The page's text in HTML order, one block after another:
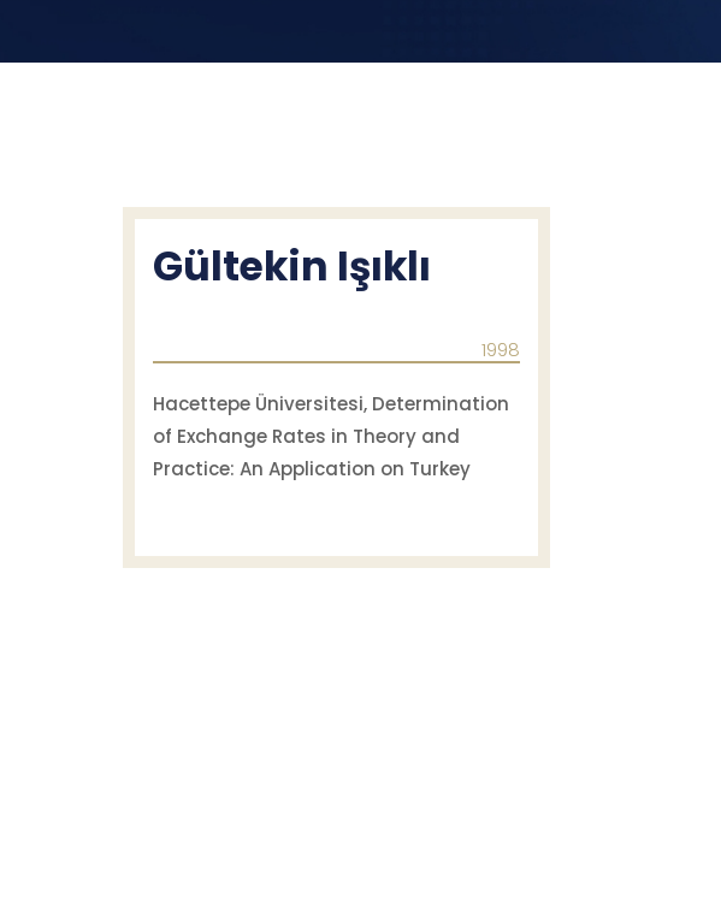
Gültekin Işıklı
1998
Hacettepe Üniversitesi, Determination
of Exchange Rates in Theory and
Practice: An Application on Turkey